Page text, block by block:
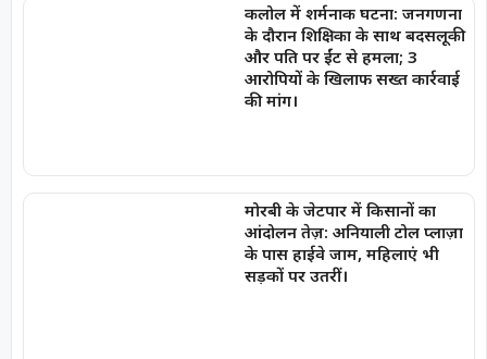
कलोल में शर्मनाक घटना: जनगणना
के दौरान शिक्षिका के साथ बदसलूकी
और पति पर ईंट से हमला; 3
आरोपियों के खिलाफ सख्त कार्रवाई
की मांग।
मोरबी के जेटपार में किसानों का
आंदोलन तेज़: अनियाली टोल प्लाज़ा
के पास हाईवे जाम, महिलाएं भी
सड़कों पर उतरीं।